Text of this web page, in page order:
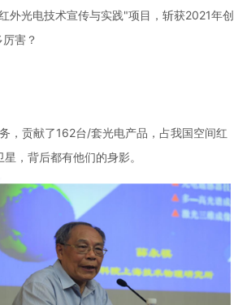
光电技术宣传与实践"项目，斩获2021年创
害？
，贡献了162台/套光电产品，占我国空间红
，背后都有他们的身影。